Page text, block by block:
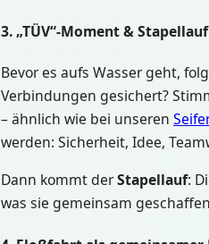
3. „TÜV“-Moment & Stapellauf
Bevor es aufs Wasser geht,
Verbindungen gesichert?
– ähnlich wie bei unseren
werden: Sicherheit, Idee,
Dann kommt derStapellauf:
was sie gemeinsam